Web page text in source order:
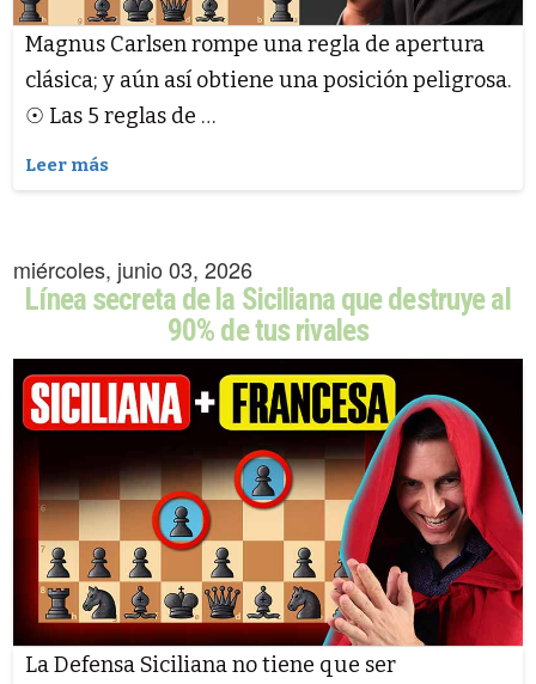
Magnus Carlsen rompe una regla de apertura
clásica; y aún así obtiene una posición peligrosa.
☉ Las 5 reglas de …
Leer más
miércoles, junio 03, 2026
Línea secreta de la Siciliana que destruye al
90% de tus rivales
La Defensa Siciliana no tiene que ser